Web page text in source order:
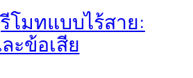
โมทแบบไร้สาย:
ะข้อเสีย